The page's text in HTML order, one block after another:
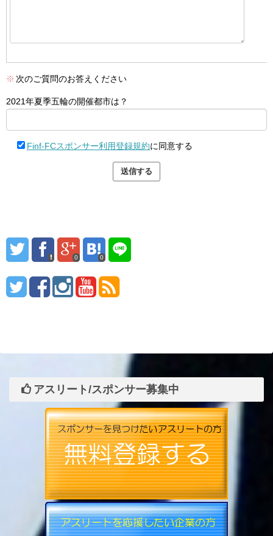
※ 次のご質問のお答えください
2021年夏季五輪の開催都市は？
Finf-FCスポンサー利用登録規約に同意する
0 0
アスリート/スポンサー募集中